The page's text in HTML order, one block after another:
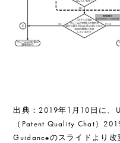
出典：2019年1月10日に、
（Patent Quality Chat）
Guidanceのスライドより改